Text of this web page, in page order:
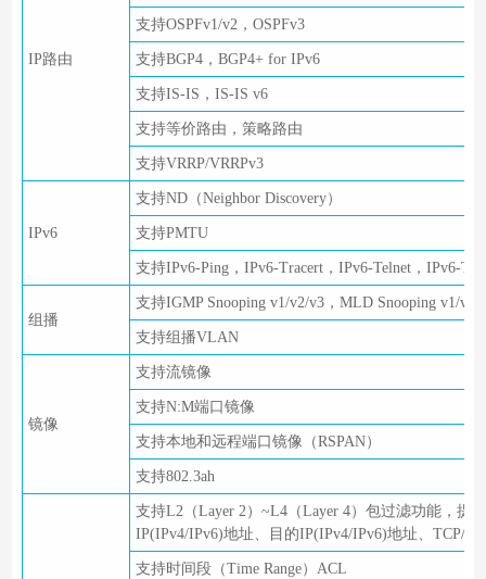
IP路由
支持OSPFv1/v2，OSPFv3
支持BGP4，BGP4+ for IPv6
支持IS-IS，IS-IS v6
支持等价路由，策略路由
支持VRRP/VRRPv3
IPv6
支持ND（Neighbor Discovery）
支持PMTU
支持IPv6-Ping，IPv6-Tracert，IPv6-Telnet，IPv6-
组播
支持IGMP Snooping v1/v2/v3，MLD Snooping v1/v2
支持组播VLAN
镜像
支持流镜像
支持N:M端口镜像
支持本地和远程端口镜像（RSPAN）
支持802.3ah
支持L2（Layer 2）~L4（Layer 4）包过滤功能，提
IP(IPv4/IPv6)地址、目的IP(IPv4/IPv6)地址、TCP/
支持时间段（Time Range）ACL